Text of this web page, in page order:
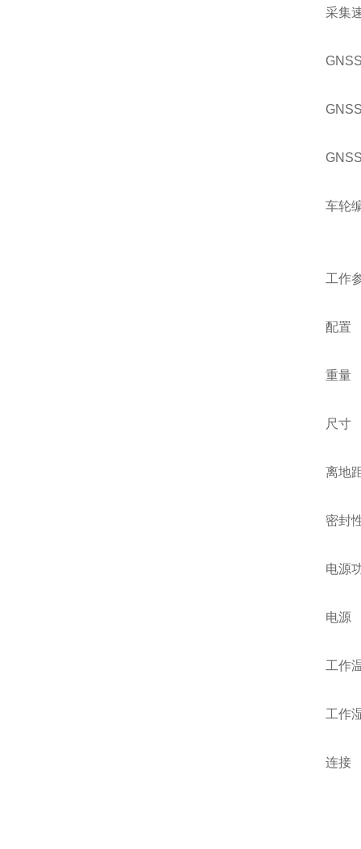
采集
车
工作
配置
重量
尺寸
离地
密封
电源
电源
工作
工作
连接